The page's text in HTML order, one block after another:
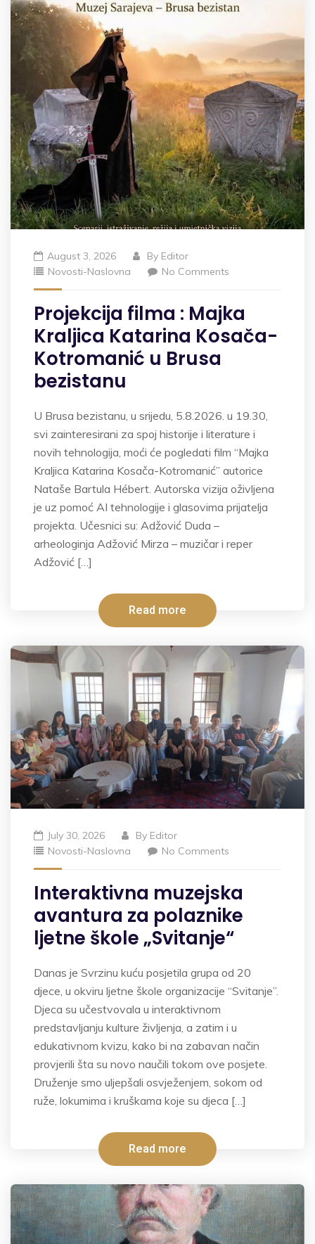
August 3, 2026 By Editor
Novosti-Naslovna
No Comments
Projekcija filma : Majka
Kraljica Katarina Kosača-
Kotromanić u Brusa
bezistanu
U Brusa bezistanu, u srijedu, 5.8.2026. u 19.30,
svi zainteresirani za spoj historije i literature i
novih tehnologija, moći će pogledati film “Majka
Kraljica Katarina Kosača-Kotromanić” autorice
Nataše Bartula Hébert. Autorska vizija oživljena
je uz pomoć AI tehnologije i glasovima prijatelja
projekta. Učesnici su: Adžović Duda –
arheologinja Adžović Mirza – muzičar i reper
Adžović […]
Read more
July 30, 2026 By Editor
Novosti-Naslovna
No Comments
Interaktivna muzejska
avantura za polaznike
ljetne škole „Svitanje“
Danas je Svrzinu kuću posjetila grupa od 20
djece, u okviru ljetne škole organizacije “Svitanje”.
Djeca su učestvovala u interaktivnom
predstavljanju kulture življenja, a zatim i u
edukativnom kvizu, kako bi na zabavan način
provjerili šta su novo naučili tokom ove posjete.
Druženje smo uljepšali osvježenjem, sokom od
ruže, lokumima i kruškama koje su djeca […]
Read more